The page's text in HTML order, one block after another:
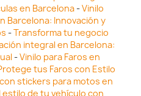
en Barcelona-Vinilo
Barcelona: Innovación y
-Transforma tu negocio
integral en Barcelona:
-Vinilo para Faros en
tus Faros con Estilo
stickers para motos en
estilo de tu vehículo con